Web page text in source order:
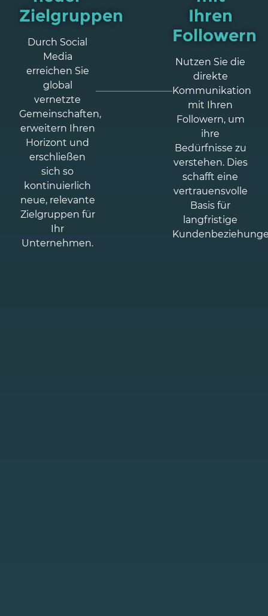
Zielgruppen
Durch Social
Media
erreichen Sie
global
vernetzte
Gemeinschaften,
erweitern Ihren
Horizont und
erschließen
sich so
kontinuierlich
neue, relevante
Zielgruppen für
Ihr
Unternehmen.
Ihren
Followern
Nutzen Sie die
direkte
Kommunikation
mit Ihren
Followern, um
ihre
Bedürfnisse zu
verstehen. Dies
schafft eine
vertrauensvolle
Basis für
langfristige